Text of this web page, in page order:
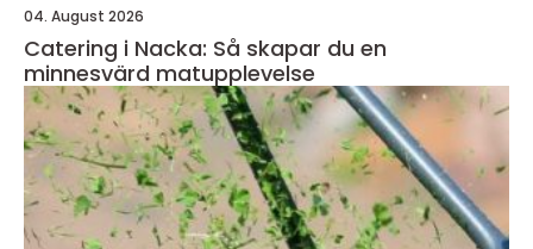
04. August 2026
Catering i Nacka: Så skapar du en
minnesvärd matupplevelse